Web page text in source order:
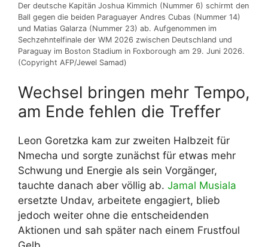
Der deutsche Kapitän Joshua Kimmich (Nummer 6) schirmt den
Ball gegen die beiden Paraguayer Andres Cubas (Nummer 14)
und Matias Galarza (Nummer 23) ab. Aufgenommen im
Sechzehntelfinale der WM 2026 zwischen Deutschland und
Paraguay im Boston Stadium in Foxborough am 29. Juni 2026.
(Copyright AFP/Jewel Samad)
Wechsel bringen mehr Tempo,
am Ende fehlen die Treffer
Leon Goretzka kam zur zweiten Halbzeit für
Nmecha und sorgte zunächst für etwas mehr
Schwung und Energie als sein Vorgänger,
tauchte danach aber völlig ab. Jamal Musiala
ersetzte Undav, arbeitete engagiert, blieb
jedoch weiter ohne die entscheidenden
Aktionen und sah später nach einem Frustfoul